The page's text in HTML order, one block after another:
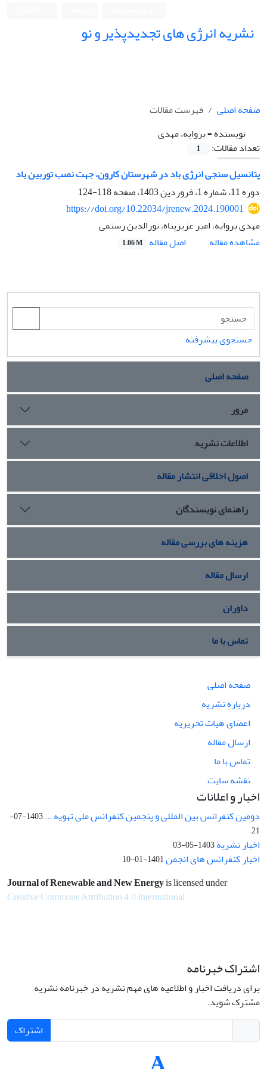
نشریه انرژی های تجدیدپذیر و نو
صفحه اصلی
فهرست مقالات
نویسنده =بروایه، مهدی
تعداد مقالات:
1
پتانسیل سنجی انرژی باد در شهرستان کارون، جهت نصب توربین باد
دوره 11، شماره 1، فروردین 1403، صفحه
118-124
https://doi.org/10.22034/jrenew.2024.190001
مهدی بروایه، امیر عزیزپناه، نورالدین رستمی
مشاهده مقاله
اصل مقاله 1.06 M
جستجوی پیشرفته
صفحه اصلی
مرور
اطلاعات نشریه
اصول اخلاقی انتشار مقاله
راهنمای نویسندگان
هزینه های بررسی مقاله
ارسال مقاله
داوران
تماس با ما
صفحه اصلی
درباره نشریه
اعضای هیات تحریریه
ارسال مقاله
تماس با ما
نقشه سایت
اخبار و اعلانات
دومین کنفرانس بین المللی و پنجمین کنفرانس ملی تهویه ...
1403-07-
21
اخبار نشریه1403-05-03
اخبار کنفرانس های انجمن1401-01-10
Journal of Renewable and New Energyis licensed under
Creative Commons Attribution 4.0 International
اشتراک خبرنامه
برای دریافت اخبار و اطلاعیه های مهم نشریه در خبرنامه نشریه
مشترک شوید.
اشتراک